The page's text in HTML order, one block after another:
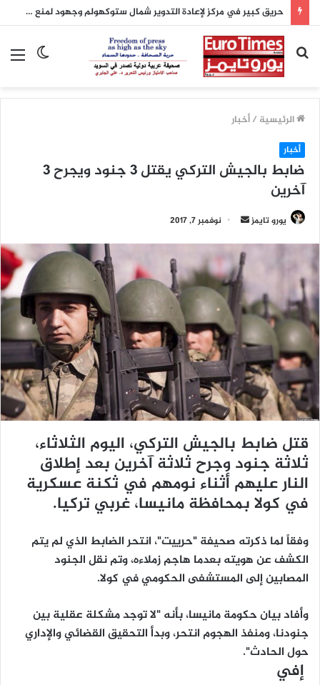
حريق كبير في مركز لإعادة التدوير شمال ستوكهولم وجهود لمنع امتداده
الوضع
بحث
عن
الرئيسية /أخبار
أخبار
ضابط بالجيش التركي يقتل 3 جنود ويجرح 3
آخرين
يورو تايمز
س
ل
ر
ل
ك
و
ن
ا
نوفمبر 7, 2017
قتل ضابط بالجيش التركي، اليوم الثلاثاء،
ثلاثة جنود وجرح ثلاثة آخرين بعد إطلاق
النار عليهم أثناء نومهم في ثكنة عسكرية
في كولا بمحافظة مانيسا، غربي تركيا.
وفقاً لما ذكرته صحيفة "حرييت"، انتحر الضابط الذي لم يتم
الكشف عن هويته بعدما هاجم زملاءه، وتم نقل الجنود
المصابين إلى المستشفى الحكومي في كولا.
وأفاد بيان حكومة مانيسا، بأنه "لا توجد مشكلة عقلية بين
جنودنا، ومنفذ الهجوم انتحر، وبدأ التحقيق القضائي والإداري
حول الحادث".
إفي